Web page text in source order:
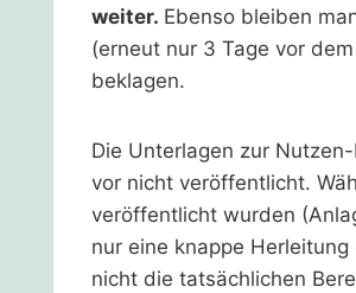
weiter. Ebenso bleiben
(erneut nur 3 Tage vor
beklagen.
Die Unterlagen zur
vor nicht veröffentlicht.
veröffentlicht wurden
nur eine knappe
nicht die tatsächlichen